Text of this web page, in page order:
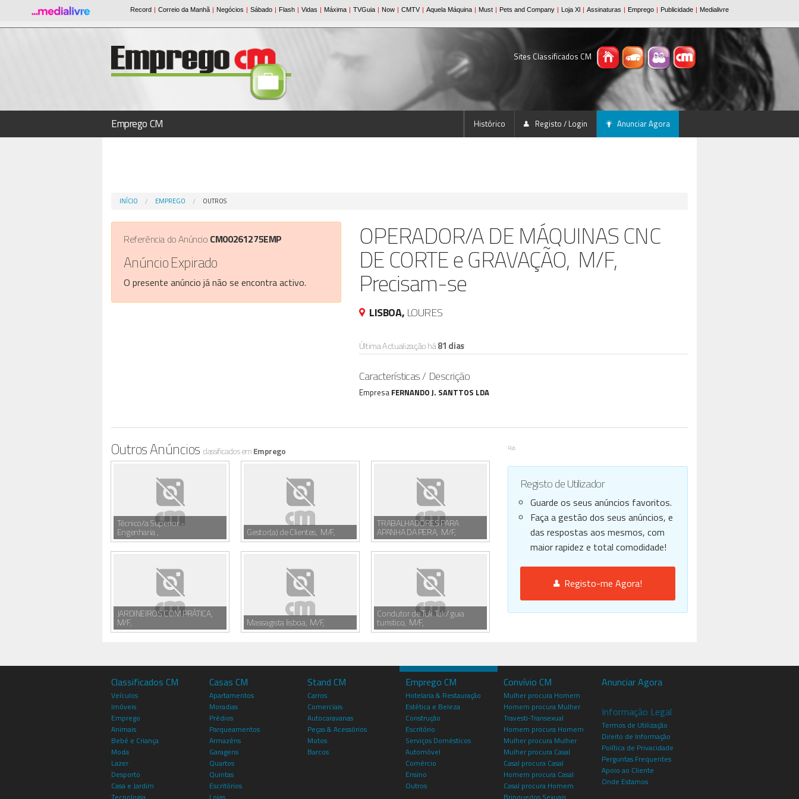
Sites Classificados CM
Emprego CM Histórico Registo / Login Anunciar Agora
INÍCIO EMPREGO OUTROS
OPERADOR/A DE MÁQUINAS CNC
DE CORTE e GRAVAÇÃO, M/F,
Precisam-se
LISBOA, LOURES
Última Actualização há81 dias
Características / Descrição
Empresa FERNANDO J. SANTTOS LDA
Referência do Anúncio CM00261275EMP
Anúncio Expirado
O presente anúncio já não se encontra activo.
Outros Anúncios classificados emEmprego
Técnico/a Superior -
Engenharia , Gestor(a) de Clientes, M/F,
TRABALHADORES PARA
APANHA DA PERA, M/F,
JARDINEIROS COM PRÁTICA,
M/F, Massagista lisboa, M/F,
Condutor de Tuk Tuk/ guia
turistico, M/F,
Pub
Registo de Utilizador
Guarde os seus anúncios favoritos.
Faça a gestão dos seus anúncios, e
das respostas aos mesmos, com
maior rapidez e total comodidade!
Registo-me Agora!
Classificados CM
Veículos
Imóveis
Emprego
Animais
Bebé e Criança
Moda
Lazer
Desporto
Casa e Jardim
Tecnologia
Casas CM
Apartamentos
Moradias
Prédios
Parqueamentos
Armazéns
Garagens
Quartos
Quintas
Escritórios
Lojas
Stand CM
Carros
Comerciais
Autocaravanas
Peças & Acessórios
Motos
Barcos
Emprego CM
Hotelaria & Restauração
Estética e Beleza
Construção
Escritório
Serviços Domésticos
Automóvel
Comércio
Ensino
Outros
Convívio CM
Mulher procura Homem
Homem procura Mulher
Travesti-Transexual
Homem procura Homem
Mulher procura Mulher
Mulher procura Casal
Casal procura Casal
Homem procura Casal
Casal procura Homem
Brinquedos Sexuais
Anunciar Agora
Informação Legal
Termos de Utilização
Direito de Informação
Política de Privacidade
Perguntas Frequentes
Apoio ao Cliente
Onde Estamos